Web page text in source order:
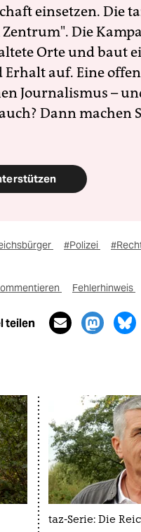
einsetzen. Die
Die
Orte und baut
Erhalt auf. Eine
Journalismus –
Dann
#Polizei
Fehlerhinweis
teilen
taz-Serie: Die